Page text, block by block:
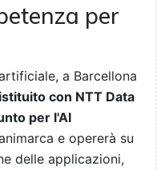
per
a Barcellona
con NTT Data
per l'AI
e opererà su
delle applicazioni,